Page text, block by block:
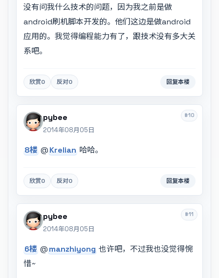
没有问我什么技术的问题，因为我之前是做
android刷机脚本开发的。他们这边是做android
应用的。我觉得编程能力有了，跟技术没有多大关
系吧。
欣赏0 反对0 回复本楼
#10
pybee
2014年08月05日
8楼 @Krelian 哈哈。
欣赏0 反对0 回复本楼
#11
pybee
2014年08月05日
6楼 @manzhiyong 也许吧，不过我也没觉得惋
惜~